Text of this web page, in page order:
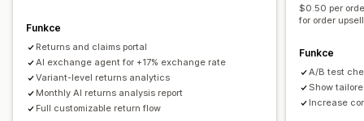
Notifikace pomocí SMS
Vlastní prosazování značky
Aktualizace zásob Seznamy blokovaných zákazníků
Analytika
Spouštěče založené na pravidlech
Označování štítky
Detekce spamu
Notifikace pro zákazníky
Průzkumy zpětné vazby
Analytika
Výkazy
Funkce
Returns and claims portal
AI exchange agent for +17% exchange rate
Variant-level returns analytics
Monthly AI returns analysis report
Full customizable return flow
$0.50 per
for order upsell
Funkce
A/B test
Show
Increase